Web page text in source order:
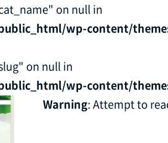
on null in
wp-content/
on null in
wp-content/
Warning: Attempt to